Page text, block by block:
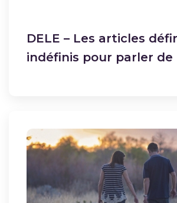
DELE – Les articles
indéfinis pour parler de